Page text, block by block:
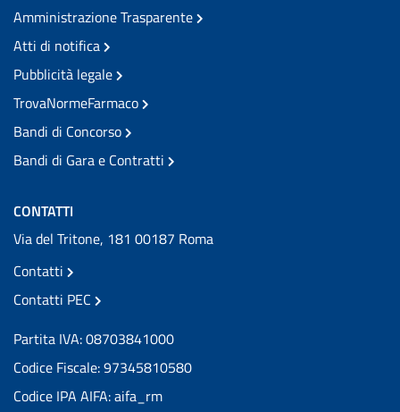
Amministrazione Trasparente
Atti di notifica
Pubblicità legale
TrovaNormeFarmaco
Bandi di Concorso
Bandi di Gara e Contratti
CONTATTI
Via del Tritone, 181 00187 Roma
Contatti
Contatti PEC
Partita IVA: 08703841000
Codice Fiscale: 97345810580
Codice IPA AIFA: aifa_rm